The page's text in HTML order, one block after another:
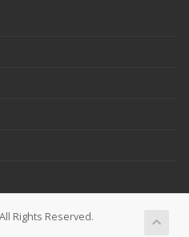
Rights Reserved.